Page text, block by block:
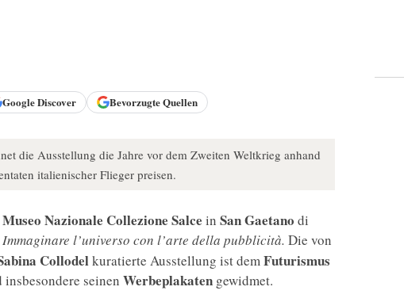
GoogleDiscover Bevorzugte Quellen
die Ausstellung die Jahre vor dem Zweiten Weltkrieg anhand
italienischer Flieger preisen.
Museo Nazionale Collezione Salce in SanGaetano di
l’universo con l’arte della pubblicità. Die von
Collodelkuratierte Ausstellung ist demFuturismus
seinen Werbeplakaten gewidmet.